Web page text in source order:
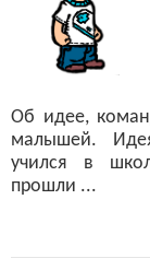
Об идее,
малышей.
учился в
прошли ...